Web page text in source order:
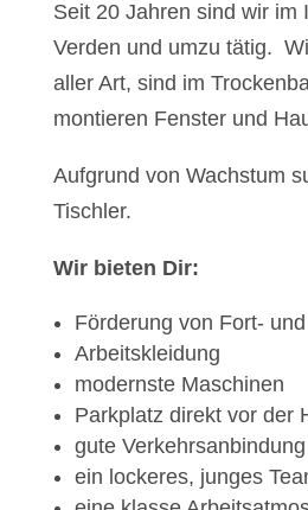
Seit 20 Jahren sind wir im
Verden und umzu tätig.
aller Art, sind im
montieren Fenster und
Aufgrund von Wachstum
Tischler.
Wir bieten Dir:
Förderung von Fort-
Arbeitskleidung
modernste Maschinen
Parkplatz direkt vor der
gute Verkehrsanbindung
ein lockeres, junges